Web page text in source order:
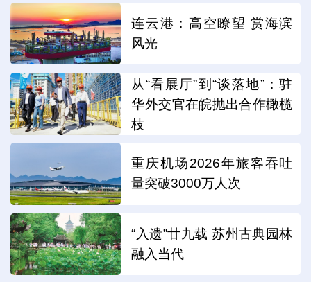
连云港：高空瞭望 赏海滨
风光
从“看展厅”到“谈落地”：驻
华外交官在皖抛出合作橄榄
枝
重庆机场2026年旅客吞吐
量突破3000万人次
“入遗”廿九载 苏州古典园林
融入当代